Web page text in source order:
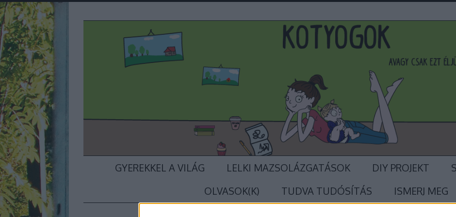
GYEREKKEL A VILÁG LELKI MAZSOLÁZGATÁSOK DIY PROJEKT
OLVASOK(K)
TUDVA TUDÓSÍTÁS ISMERJ MEG